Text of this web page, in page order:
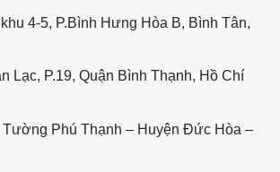
4-5, P.Bình Hưng Hòa B, Bình Tân,
Lạc, P.19, Quận Bình Thạnh, Hồ Chí
Tường Phú Thạnh – Huyện Đức Hòa –